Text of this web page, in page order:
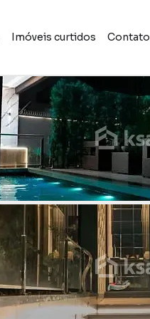
Imóveis curtidos Contato